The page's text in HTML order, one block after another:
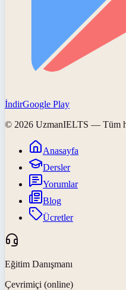
İndirGoogle Play
© 2026 UzmanIELTS — Tüm
Anasayfa
Dersler
Yorumlar
Blog
Ücretler
Eğitim Danışmanı
Çevrimiçi (online)